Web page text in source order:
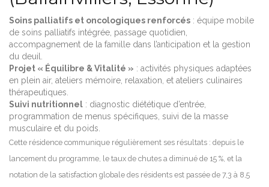
Soins palliatifs et oncologiques renforcés : équipe mobile
de soins palliatifs intégrée, passage quotidien,
accompagnement de la famille dans l’anticipation et la gestion
du deuil.
Projet « Équilibre & Vitalité » : activités physiques adaptées
en plein air, ateliers mémoire, relaxation, et ateliers culinaires
thérapeutiques.
Suivi nutritionnel : diagnostic diététique d’entrée,
programmation de menus spécifiques, suivi de la masse
musculaire et du poids.
Cette résidence communique régulièrement ses résultats : depuis le
lancement du programme, le taux de chutes a diminué de 15 %, et la
notation de la satisfaction globale des résidents est passée de 7,3 à 8,5